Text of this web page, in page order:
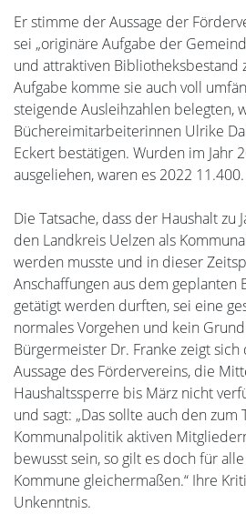
Er stimme der Aussage der
sei „originäre Aufgabe der
und attraktiven Bibliotheksbestand
Aufgabe komme sie auch voll
steigende Ausleihzahlen belegten,
Büchereimitarbeiterinnen Ulrike
Eckert bestätigen. Wurden im Jahr
ausgeliehen, waren es 2022 11.400.
Die Tatsache, dass der Haushalt zu
den Landkreis Uelzen als
werden musste und in dieser
Anschaffungen aus dem geplanten
getätigt werden durften, sei eine
normales Vorgehen und kein
Bürgermeister Dr. Franke zeigt
Aussage des Fördervereins, die
Haushaltssperre bis März nicht
und sagt: „Das sollte auch den zum
Kommunalpolitik aktiven
bewusst sein, so gilt es doch für
Kommune gleichermaßen.“ Ihre
Unkenntnis.